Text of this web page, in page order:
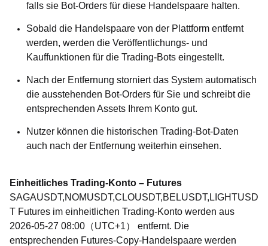
falls sie Bot-Orders für diese Handelspaare halten.
Sobald die Handelspaare von der Plattform entfernt
werden, werden die Veröffentlichungs- und
Kauffunktionen für die Trading-Bots eingestellt.
Nach der Entfernung storniert das System automatisch
die ausstehenden Bot-Orders für Sie und schreibt die
entsprechenden Assets Ihrem Konto gut.
Nutzer können die historischen Trading-Bot-Daten
auch nach der Entfernung weiterhin einsehen.
Einheitliches Trading-Konto – Futures
SAGAUSDT,NOMUSDT,CLOUSDT,BELUSDT,LIGHTUSD
T Futures im einheitlichen Trading-Konto werden aus
2026-05-27 08:00（UTC+1） entfernt. Die
entsprechenden Futures-Copy-Handelspaare werden